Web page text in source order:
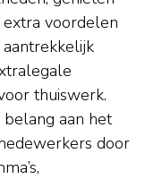
voordelen
thuiswerk.
aan het
door